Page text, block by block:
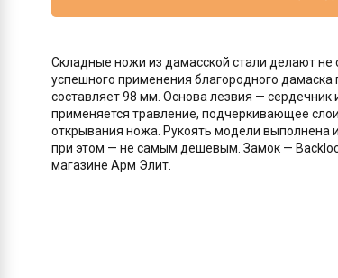
Складные ножи из дамасской стали делают
успешного применения благородного
составляет 98 мм. Основа лезвия —
применяется травление, подчеркивающее
открывания ножа. Рукоять модели выполнена
при этом — не самым дешевым. Замок —
магазине Арм Элит.